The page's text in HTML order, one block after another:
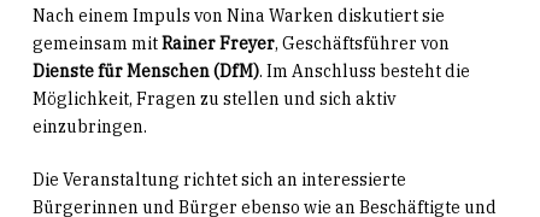
Nach einem Impuls von Nina Warken diskutiert sie
gemeinsam mitRainer Freyer, Geschäftsführer von
Dienste für Menschen (DfM). Im Anschluss besteht die
Möglichkeit, Fragen zu stellen und sich aktiv
einzubringen.
Die Veranstaltung richtet sich an interessierte
Bürgerinnen und Bürger ebenso wie an Beschäftigte und